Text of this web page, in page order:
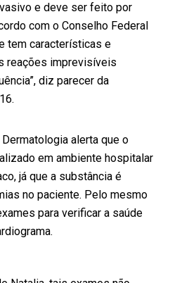
e deve ser feito por
com o Conselho Federal
tem características e
reações imprevisíveis
diz parecer da
alerta que o
em ambiente hospitalar
já que a substância é
no paciente. Pelo mesmo
para verificar a saúde